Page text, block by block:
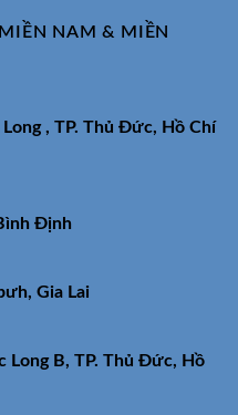
NAM & MIỀN
, TP. Thủ Đức, Hồ Chí
Định
Gia Lai
B, TP. Thủ Đức, Hồ